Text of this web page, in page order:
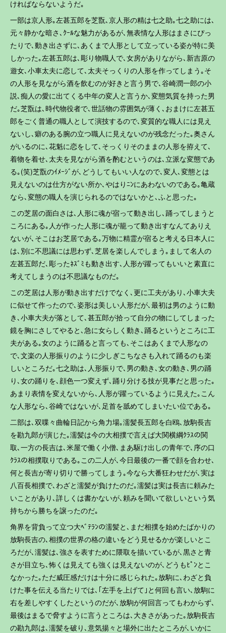
ければならないようだ｡
一部は京人形｡左甚五郎を芝翫､京人形の精は七之助｡七之助には､
元々静かな暗さ､ｸｰﾙな魅力があるが､無表情な人形はまさにぴっ
たりで､動き出さずに､あくまで人形として立っている姿が特に美
しかった｡左甚五郎は､彫り物職人で､女房がありながら､新吉原の
遊女､小車太夫に恋して､太夫そっくりの人形を作ってしまう｡そ
の人形を見ながら酒を飲むのが好きと言う男で､谷崎潤一郎の小
説､痴人の愛に出てくる中年の変人と言うか､変態気質を持った男
だ｡芝翫は､時代物役者で､世話物の雰囲気が薄く､おまけに左甚五
郎をごく普通の職人として演技するので､変質的な職人には見え
ないし､癖のある腕の立つ職人に見えないのが残念だった｡奥さん
がいるのに､花魁に恋をして､そっくりそのままの人形を拵えて､
着物を着せ､太夫を見ながら酒を酌むというのは､立派な変態であ
る｡(笑)芝翫のｲﾒｰｼﾞが､どうしてもいい人なので､変人､変態とは
見えないのは仕方がない所か､やはりﾆﾝにあわないのである｡亀蔵
なら､変態の職人を演じられるのではないかと､ふと思った｡
この芝居の面白さは､人形に魂が宿って動き出し､踊ってしまうと
ころにある｡人が作った人形に魂が籠って動き出すなんてありえ
ないが､そこはお芝居である｡万物に精霊が宿ると考える日本人に
は､別に不思議には思わず､芝居を楽しんでしまう｡まして名人の
左甚五郎だ､彫ったﾈｽﾞﾐも動き出す､人形が躍ってもいいと素直に
考えてしまうのは不思議なものだ｡
この芝居は人形が動き出すだけでなく､更に工夫があり､小車大夫
に似せて作ったので､姿形は美しい人形だが､最初は男のように動
き､小車大夫が落として､甚五郎が拾って自分の物にしてしまった
鏡を胸にさしてやると､急に女らしく動き､踊るというところに工
夫がある｡女のように踊ると言っても､そこはあくまで人形なの
で､文楽の人形振りのように少しぎこちなさも入れて踊るのも楽
しいところだ｡七之助は､人形振りで､男の動き､女の動き､男の踊
り､女の踊りを､顔色一つ変えず､踊り分ける技が見事だと思った｡
あまり表情を変えないから､人形が躍っているように見えた｡こん
な人形なら､谷崎ではないが､足首を舐めてしまいたい位である｡
二部は､双喋々曲輪日記から角力場｡濡髪長五郎を白鴎､放駒長吉
を勘九郎が演じた｡濡髪は今の大相撲で言えば大関横綱ｸﾗｽの関
取､一方の長吉は､米屋で働く小僧､まあ駆け出しの青年で､序の口
ｸﾗｽの相撲取りである｡この二人が､今日最後の一番で顔を合わせ､
何と長吉が寄り切りで勝ってしまう｡今なら大番狂わせだが､実は
八百長相撲で､わざと濡髪が負けたのだ｡濡髪は実は長吉に頼みた
いことがあり､詳しくは書かないが､頼みを聞いて欲しいという気
持ちから勝ちを譲ったのだ｡
角界を背負って立つ大ﾍﾞﾃﾗﾝの濡髪と､まだ相撲を始めたばかりの
放駒長吉の､相撲の世界の格の違いをどう見せるかが楽しいとこ
ろだが､濡髪は､強さを表すために隈取を描いているが､黒さと青
さが目立ち､怖くは見えても強くは見えないのが､どうもﾋﾟﾝとこ
なかった｡ただ威圧感だけは十分に感じられた｡放駒に､わざと負
けた事を伝える当たりでは､｢左手を上げて｣と何回も言い､放駒に
右を差しやすくしたというのだが､放駒が何回言ってもわからず､
最後はまるで脅すように言うところは､大きさがあった｡放駒長吉
の勘九郎は､濡髪を破り､意気揚々と場外に出たところが､いかに